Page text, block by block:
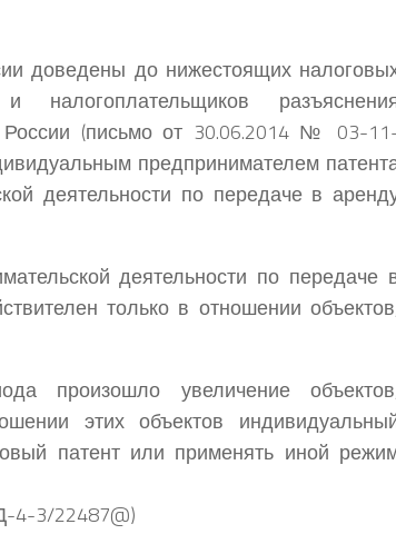
доведены до нижестоящих
налогоплательщиков
(письмо от 30.06.2014 № 03-
предпринимателем
деятельности по передаче в
деятельности по передаче
только в отношении
произошло увеличение
этих объектов
патент или применять иной
4-3/22487@)